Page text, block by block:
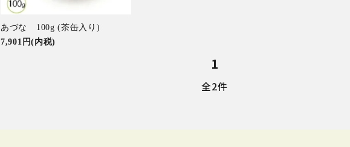
ギフト/贈り物/詰め合わ
せ/返礼品
あづな 100g (茶缶入り)
7,901円(内税)
1
全2件